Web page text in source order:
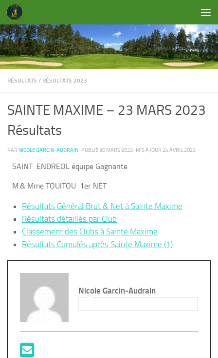
Skip to content
RÉSULTATS / RÉSULTATS 2023
SAINTE MAXIME – 23 MARS 2023
Résultats
PAR NICOLE GARCIN-AUDRAIN · PUBLIÉ 30 MARS 2023 · MIS À JOUR 24 AVRIL 2023
SAINT ENDREOL équipe Gagnante
M.& Mme TOUITOU 1er NET
Résultats Général Brut & Net à Sainte Maxime
Résultats détaillés par Club
Classement des Clubs à Sainte Maxime
Résultats Cumulés après Sainte Maxime (1)
Nicole Garcin-Audrain